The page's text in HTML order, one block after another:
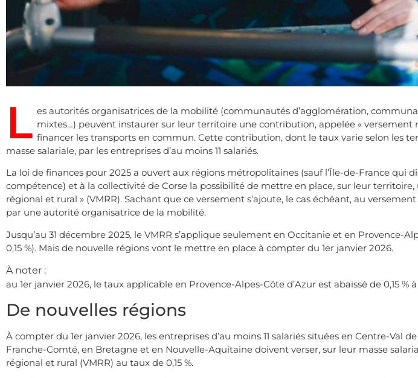
L es autorités organisatrices de la mobilité (communautés d’agglomération,
mixtes…) peuvent instaurer sur leur territoire une contribution, appelée « versement
financer les transports en commun. Cette contribution, dont le taux varie selon les
masse salariale, par les entreprises d’au moins 11 salariés.
La loi de finances pour 2025 a ouvert aux régions métropolitaines (sauf l’Île-de-France qui
compétence) et à la collectivité de Corse la possibilité de mettre en place, sur leur
régional et rural » (VMRR). Sachant que ce versement s’ajoute, le cas échéant, au
par une autorité organisatrice de la mobilité.
Jusqu’au 31 décembre 2025, le VMRR s’applique seulement en Occitanie et en Provence-
0,15 %). Mais de nouvelle régions vont le mettre en place à compter du 1er janvier 2026.
À noter :
au 1er janvier 2026, le taux applicable en Provence-Alpes-Côte d’Azur est abaissé de 0,15 % à
De nouvelles régions
À compter du 1er janvier 2026, les entreprises d’au moins 11 salariés situées en Centre-Val
Franche-Comté, en Bretagne et en Nouvelle-Aquitaine doivent verser, sur leur masse
régional et rural (VMRR) au taux de 0,15 %.